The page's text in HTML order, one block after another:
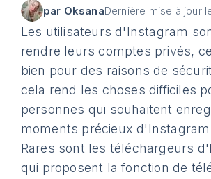
par OksanaDernière mise à jour
Les utilisateurs d'Instagram
rendre leurs comptes privés,
bien pour des raisons de
cela rend les choses difficiles
personnes qui souhaitent
moments précieux
Rares sont les téléchargeurs
qui proposent la fonction de